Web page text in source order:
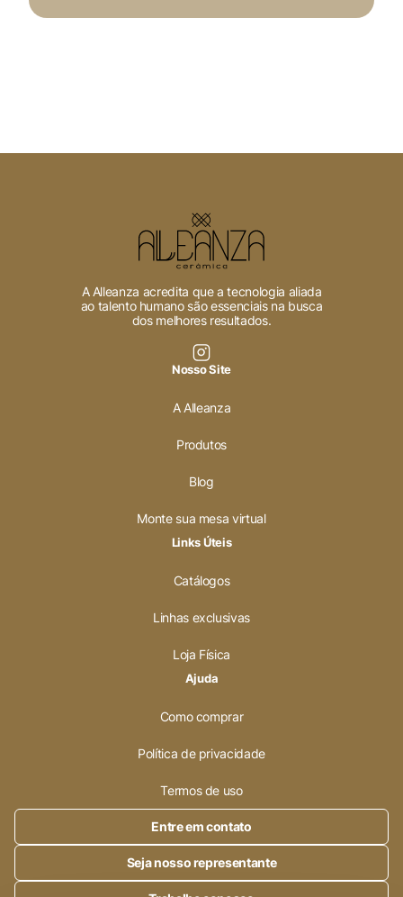
A Alleanza acredita que a tecnologia aliada
ao talento humano são essenciais na busca
dos melhores resultados.
Nosso Site
A Alleanza
Produtos
Blog
Monte sua mesa virtual
Links Úteis
Catálogos
Linhas exclusivas
Loja Física
Ajuda
Como comprar
Política de privacidade
Termos de uso
Entre em contato
Seja nosso representante